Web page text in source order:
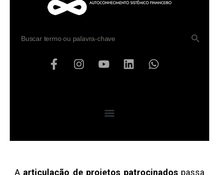
for:
A articulação de projetos patrocinadospassa